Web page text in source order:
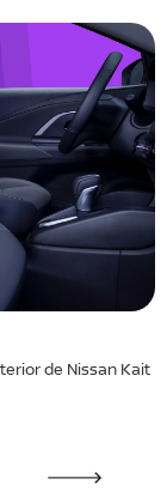
de Nissan Kait